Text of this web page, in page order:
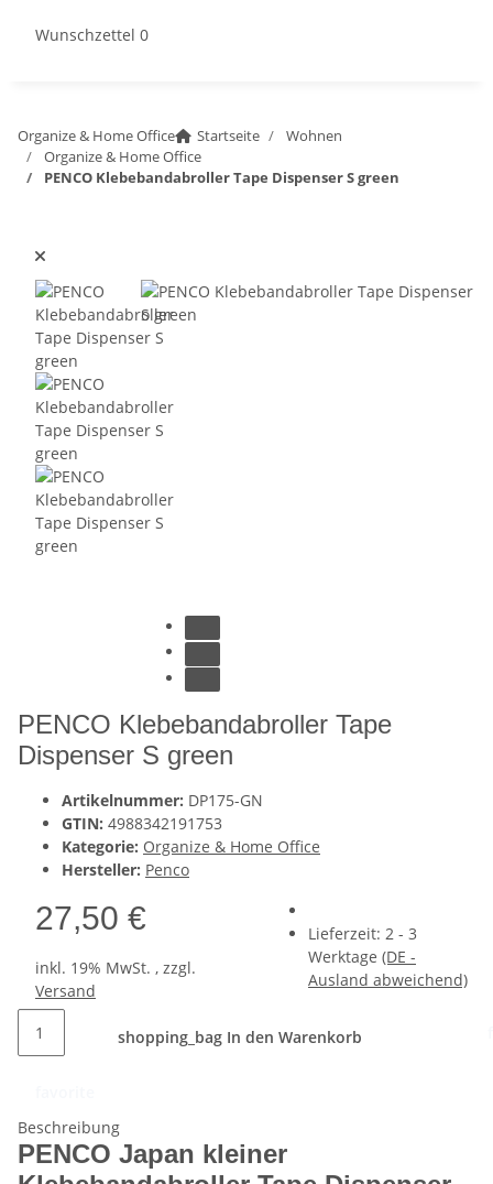
Wunschzettel 0
Organize & Home Office Startseite
Wohnen
Organize & Home Office
PENCO Klebebandabroller Tape Dispenser S green
PENCO Klebebandabroller Tape
Dispenser S green
Artikelnummer: DP175-GN
GTIN: 4988342191753
Kategorie: Organize & Home Office
Hersteller: Penco
27,50 €
inkl. 19% MwSt. , zzgl.
Versand
Lieferzeit: 2 - 3
Werktage (DE -
Ausland abweichend)
shopping_bag In den Warenkorb
Beschreibung
PENCO Japan kleiner